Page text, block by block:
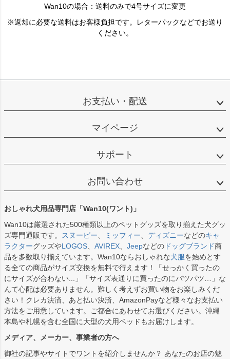
Wan10の場合：送料のみで4号サイズに変更
※返却に必要な送料はお客様負担です。レターパックなどでお送り
ください。
お支払い・配送
マイページ
サポート
お問い合わせ
おしゃれ犬用品専門店「Wan10(ワント)」
Wan10は厳選された500種類以上のペットグッズを取り揃えた犬グッ
ズ専門通販です。
スヌーピー ミッフィー ディズニーなどのキャ
ラクターグッズやLOGOS AVIREX Jeepなどの ドッグブランド商
品を多数取り揃えています。Wan10ならおしゃれな犬服を始めとす
る全ての商品がサイズ交換を無料で行えます！「せっかく買ったの
にサイズが合わない...」「サイズ表通りに買ったのにパツパツ…」な
んて心配は必要ありません。難しく考えずお買い物をお楽しみくだ
さい！クレカ決済、あと払い決済、AmazonPayなど様々なお支払い
方法をご用意しています。ご都合にあわせてお選びください。沖縄
本島や札幌を含む全国に大型の犬用ベッドもお届けします。
メディア、メーカー、事業者の方へ
御社の記事やサイトでワントを紹介しませんか？ あなたのお店の魅